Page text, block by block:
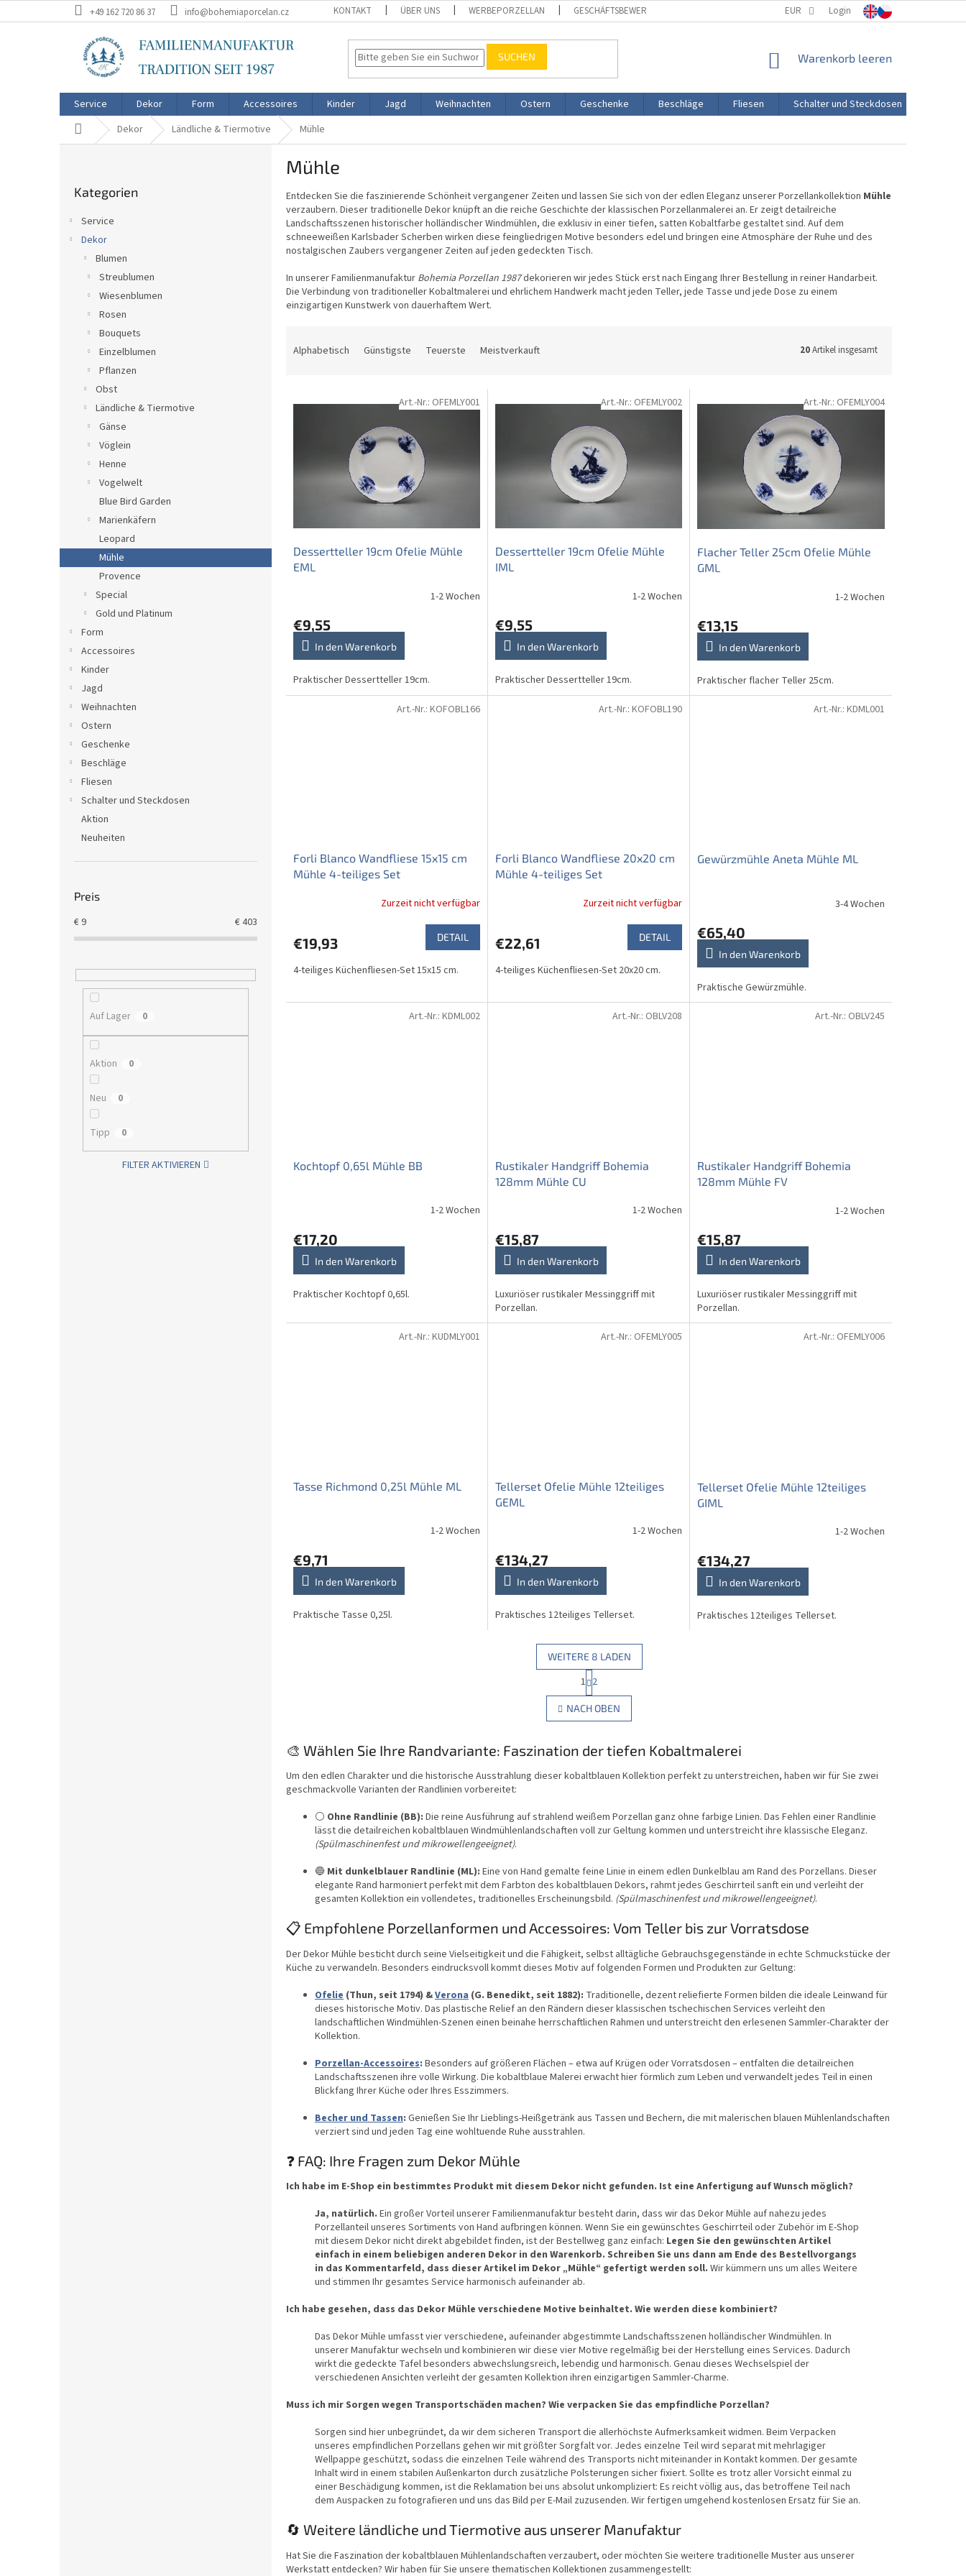
Inhalt
+49 162 720 86 37 info@bohemiaporcelan.cz KONTAKT ÜBER UNS WERBEPORZELLAN GESCHÄFTSBEWERTUNG PORZELLANHERSTELLUNG TRANSPORT UND ZAHLUNG
EUR Login
SUCHEN WARENKORB
Warenkorb leeren
Service Dekor Form Accessoires Kinder Jagd Weihnachten Ostern Geschenke Beschläge Fliesen Schalter und Steckdosen
StartseiteDekor Ländliche & Tiermotive Mühle
überspringen
Kategorien
Service
Dekor
Blumen
Streublumen
Wiesenblumen
Rosen
Bouquets
Einzelblumen
Pflanzen
Obst
Ländliche & Tiermotive
Gänse
Vöglein
Henne
Vogelwelt
Blue Bird Garden
Marienkäfern
Leopard
Mühle
Provence
Special
Gold und Platinum
Form
Accessoires
Kinder
Jagd
Weihnachten
Ostern
Geschenke
Beschläge
Fliesen
Schalter und Steckdosen
Aktion
Neuheiten
Preis
€9 €403
Auf Lager 0
Aktion 0
Neu 0
Tipp 0
FILTER AKTIVIEREN
Mühle
Entdecken Sie die faszinierende Schönheit vergangener Zeiten und lassen Sie sich von der edlen Eleganz unserer Porzellankollektion Mühle
verzaubern. Dieser traditionelle Dekor knüpft an die reiche Geschichte der klassischen Porzellanmalerei an. Er zeigt detailreiche
Landschaftsszenen historischer holländischer Windmühlen, die exklusiv in einer tiefen, satten Kobaltfarbe gestaltet sind. Auf dem
schneeweißen Karlsbader Scherben wirken diese feingliedrigen Motive besonders edel und bringen eine Atmosphäre der Ruhe und des
nostalgischen Zaubers vergangener Zeiten auf jeden gedeckten Tisch.
In unserer Familienmanufaktur Bohemia Porzellan 1987dekorieren wir jedes Stück erst nach Eingang Ihrer Bestellung in reiner Handarbeit.
Die Verbindung von traditioneller Kobaltmalerei und ehrlichem Handwerk macht jeden Teller, jede Tasse und jede Dose zu einem
einzigartigen Kunstwerk von dauerhaftem Wert.
Alphabetisch Günstigste Teuerste Meistverkauft 20Artikel insgesamt
Dessertteller 19cm Ofelie Mühle
EML
1-2 Wochen
€9,55
In den Warenkorb
Praktischer Dessertteller 19cm.
Art.-Nr.: OFEMLY001
Dessertteller 19cm Ofelie Mühle
IML
1-2 Wochen
€9,55
In den Warenkorb
Praktischer Dessertteller 19cm.
Art.-Nr.: OFEMLY002
Flacher Teller 25cm Ofelie Mühle
GML
1-2 Wochen
€13,15
In den Warenkorb
Praktischer flacher Teller 25cm.
Art.-Nr.: OFEMLY004
Forli Blanco Wandfliese 15x15 cm
Mühle 4-teiliges Set
Zurzeit nicht verfügbar
€19,93 DETAIL
4-teiliges Küchenfliesen-Set 15x15 cm.
Art.-Nr.: KOFOBL166
Forli Blanco Wandfliese 20x20 cm
Mühle 4-teiliges Set
Zurzeit nicht verfügbar
€22,61 DETAIL
4-teiliges Küchenfliesen-Set 20x20 cm.
Art.-Nr.: KOFOBL190
Gewürzmühle Aneta Mühle ML
3-4 Wochen
€65,40
In den Warenkorb
Praktische Gewürzmühle.
Art.-Nr.: KDML001
Kochtopf 0,65l Mühle BB
1-2 Wochen
€17,20
In den Warenkorb
Praktischer Kochtopf 0,65l.
Art.-Nr.: KDML002
Rustikaler Handgriff Bohemia
128mm Mühle CU
1-2 Wochen
€15,87
In den Warenkorb
Luxuriöser rustikaler Messinggriff mit
Porzellan.
Art.-Nr.: OBLV208
Rustikaler Handgriff Bohemia
128mm Mühle FV
1-2 Wochen
€15,87
In den Warenkorb
Luxuriöser rustikaler Messinggriff mit
Porzellan.
Art.-Nr.: OBLV245
Tasse Richmond 0,25l Mühle ML
1-2 Wochen
€9,71
In den Warenkorb
Praktische Tasse 0,25l.
Art.-Nr.: KUDMLY001
Tellerset Ofelie Mühle 12teiliges
GEML
1-2 Wochen
€134,27
In den Warenkorb
Praktisches 12teiliges Tellerset.
Art.-Nr.: OFEMLY005
Tellerset Ofelie Mühle 12teiliges
GIML
1-2 Wochen
€134,27
In den Warenkorb
Praktisches 12teiliges Tellerset.
Art.-Nr.: OFEMLY006
S
t
e
e
r
e
l
m
e
n
e
d
e
r
i
t
e
WEITERE 8 LADEN
P
a
g
i
n
e
r
u
1 2
NACH OBEN
🎨 Wählen Sie Ihre Randvariante: Faszination der tiefen Kobaltmalerei
Um den edlen Charakter und die historische Ausstrahlung dieser kobaltblauen Kollektion perfekt zu unterstreichen, haben wir für Sie zwei
geschmackvolle Varianten der Randlinien vorbereitet:
⚪ Ohne Randlinie (BB): Die reine Ausführung auf strahlend weißem Porzellan ganz ohne farbige Linien. Das Fehlen einer Randlinie
lässt die detailreichen kobaltblauen Windmühlenlandschaften voll zur Geltung kommen und unterstreicht ihre klassische Eleganz.
(Spülmaschinenfest und mikrowellengeeignet).
🔵 Mit dunkelblauer Randlinie (ML): Eine von Hand gemalte feine Linie in einem edlen Dunkelblau am Rand des Porzellans. Dieser
elegante Rand harmoniert perfekt mit dem Farbton des kobaltblauen Dekors, rahmt jedes Geschirrteil sanft ein und verleiht der
gesamten Kollektion ein vollendetes, traditionelles Erscheinungsbild. (Spülmaschinenfest und mikrowellengeeignet).
📋 Empfohlene Porzellanformen und Accessoires: Vom Teller bis zur Vorratsdose
Der Dekor Mühle besticht durch seine Vielseitigkeit und die Fähigkeit, selbst alltägliche Gebrauchsgegenstände in echte Schmuckstücke der
Küche zu verwandeln. Besonders eindrucksvoll kommt dieses Motiv auf folgenden Formen und Produkten zur Geltung:
Ofelie (Thun, seit 1794) &Verona (G. Benedikt, seit 1882): Traditionelle, dezent reliefierte Formen bilden die ideale Leinwand für
dieses historische Motiv. Das plastische Relief an den Rändern dieser klassischen tschechischen Services verleiht den
landschaftlichen Windmühlen-Szenen einen beinahe herrschaftlichen Rahmen und unterstreicht den erlesenen Sammler-Charakter der
Kollektion.
Porzellan-Accessoires: Besonders auf größeren Flächen – etwa auf Krügen oder Vorratsdosen – entfalten die detailreichen
Landschaftsszenen ihre volle Wirkung. Die kobaltblaue Malerei erwacht hier förmlich zum Leben und verwandelt jedes Teil in einen
Blickfang Ihrer Küche oder Ihres Esszimmers.
Becher und Tassen: Genießen Sie Ihr Lieblings-Heißgetränk aus Tassen und Bechern, die mit malerischen blauen Mühlenlandschaften
verziert sind und jeden Tag eine wohltuende Ruhe ausstrahlen.
❓ FAQ: Ihre Fragen zum Dekor Mühle
Ich habe im E-Shop ein bestimmtes Produkt mit diesem Dekor nicht gefunden. Ist eine Anfertigung auf Wunsch möglich?
Ja, natürlich. Ein großer Vorteil unserer Familienmanufaktur besteht darin, dass wir das Dekor Mühle auf nahezu jedes
Porzellanteil unseres Sortiments von Hand aufbringen können. Wenn Sie ein gewünschtes Geschirrteil oder Zubehör im E-Shop
mit diesem Dekor nicht direkt abgebildet finden, ist der Bestellweg ganz einfach: Legen Sie den gewünschten Artikel
einfach in einem beliebigen anderen Dekor in den Warenkorb. Schreiben Sie uns dann am Ende des Bestellvorgangs
in das Kommentarfeld, dass dieser Artikel im Dekor „Mühle“ gefertigt werden soll. Wir kümmern uns um alles Weitere
und stimmen Ihr gesamtes Service harmonisch aufeinander ab.
Ich habe gesehen, dass das Dekor Mühle verschiedene Motive beinhaltet. Wie werden diese kombiniert?
Das Dekor Mühle umfasst vier verschiedene, aufeinander abgestimmte Landschaftsszenen holländischer Windmühlen. In
unserer Manufaktur wechseln und kombinieren wir diese vier Motive regelmäßig bei der Herstellung eines Services. Dadurch
wirkt die gedeckte Tafel besonders abwechslungsreich, lebendig und harmonisch. Genau dieses Wechselspiel der
verschiedenen Ansichten verleiht der gesamten Kollektion ihren einzigartigen Sammler-Charme.
Muss ich mir Sorgen wegen Transportschäden machen? Wie verpacken Sie das empfindliche Porzellan?
Sorgen sind hier unbegründet, da wir dem sicheren Transport die allerhöchste Aufmerksamkeit widmen. Beim Verpacken
unseres empfindlichen Porzellans gehen wir mit größter Sorgfalt vor. Jedes einzelne Teil wird separat mit mehrlagiger
Wellpappe geschützt, sodass die einzelnen Teile während des Transports nicht miteinander in Kontakt kommen. Der gesamte
Inhalt wird in einem stabilen Außenkarton durch zusätzliche Polsterungen sicher fixiert. Sollte es trotz aller Vorsicht einmal zu
einer Beschädigung kommen, ist die Reklamation bei uns absolut unkompliziert: Es reicht völlig aus, das betroffene Teil nach
dem Auspacken zu fotografieren und uns das Bild per E-Mail zuzusenden. Wir fertigen umgehend kostenlosen Ersatz für Sie an.
🔄 Weitere ländliche und Tiermotive aus unserer Manufaktur
Hat Sie die Faszination der kobaltblauen Mühlenlandschaften verzaubert, oder möchten Sie weitere traditionelle Muster aus unserer
Werkstatt entdecken? Wir haben für Sie unsere thematischen Kollektionen zusammengestellt: